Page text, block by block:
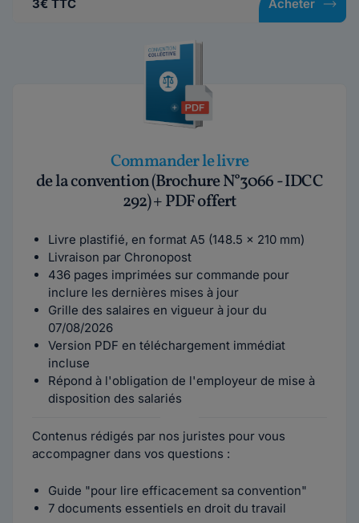
3€ TTC Acheter
Commander le livre
de la convention (Brochure N°3066 - IDCC
292) + PDF offert
Livre plastifié, en format A5 (148.5 x 210 mm)
Livraison par Chronopost
436 pages imprimées sur commande pour
inclure les dernières mises à jour
Grille des salaires en vigueur à jour du
07/08/2026
Version PDF en téléchargement immédiat
incluse
Répond à l'obligation de l'employeur de mise à
disposition des salariés
Contenus rédigés par nos juristes pour vous
accompagner dans vos questions :
Guide "pour lire efficacement sa convention"
7 documents essentiels en droit du travail